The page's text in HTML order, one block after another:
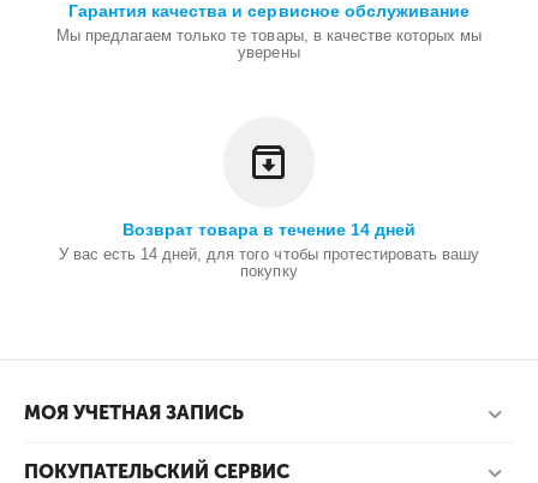
Гарантия качества и сервисное обслуживание
Мы предлагаем только те товары, в качестве которых мы
уверены
Возврат товара в течение 14 дней
У вас есть 14 дней, для того чтобы протестировать вашу
покупку
МОЯ УЧЕТНАЯ ЗАПИСЬ
ПОКУПАТЕЛЬСКИЙ СЕРВИС